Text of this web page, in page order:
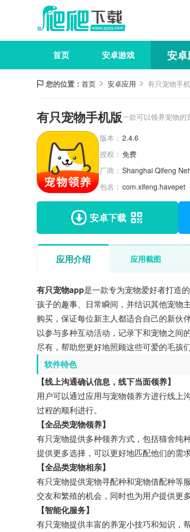
首页 安卓游戏 安
您的位置： 首页 安卓应用 有只宠物手
有只宠物手机版一款可以领养宠物的
版本： 2.4.6
授权： 免费
厂商： Shanghai Qifeng
包名： com.xifeng.havepet
安卓下载
应用介绍 应用截图
有只宠物app是一款专为宠物爱好者打造
孩子的趣事、日常瞬间，并结识其他宠物
购买，保证每位新主人都适合自己的新伙
以参与多种互动活动，记录下和宠物之间
尽有，帮助您更好地照顾这些可爱的毛孩
软件特色
【线上沟通确认信息，线下当面领养】
用户可以通过应用与宠物领养方进行线上
过程的顺利进行。
【全品类宠物领养】
有只宠物提供多种领养方式，包括猫舍纯
提供更多选择，可以更好地匹配他们的需求
【全品类宠物相亲】
有只宠物提供宠物寻配种和宠物借配种等
交友和繁殖的机会，同时也为用户提供更
【智能化服务】
有只宠物提供丰富的养宠小技巧和知识，